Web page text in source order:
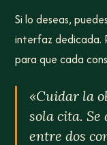
Si lo deseas,
interfaz dedicada.
para que cada
«Cuidar la
sola cita. Se
entre dos